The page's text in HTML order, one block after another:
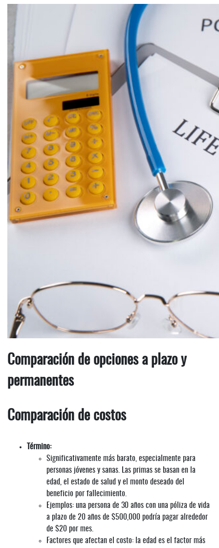
Comparación de opciones a plazo y
permanentes
Comparación de costos
Término:
Significativamente más barato, especialmente para
personas jóvenes y sanas. Las primas se basan en la
edad, el estado de salud y el monto deseado del
beneficio por fallecimiento.
Ejemplos: una persona de 30 años con una póliza de vida
a plazo de 20 años de $500,000 podría pagar alrededor
de $20 por mes.
Factores que afectan el costo: la edad es el factor más